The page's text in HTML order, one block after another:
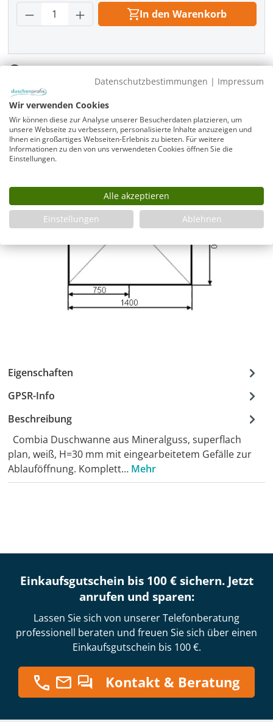
Produkt Anzahl: Gib den gewünschten
In den Warenkorb
Fragen zum Artikel
Planungshilfe
3 Jahre Garantie & Ersatzteilservice
Eigenschaften
GPSR-Info
Beschreibung
Combia Duschwanne aus Mineralguss, superflach
plan, weiß, H=30 mm mit eingearbeitetem Gefälle zur
Ablauföffnung. Komplett… Mehr
Einkaufsgutschein bis 100 € sichern. Jetzt
anrufen und sparen:
Lassen Sie sich von unserer Telefonberatung
professionell beraten und freuen Sie sich über einen
Einkaufsgutschein bis 100 €.
Kontakt & Beratung
Datenschutzbestimmungen | Impressum
Wir verwenden Cookies
Wir können diese zur Analyse unserer Besucherdaten platzieren, um
unsere Webseite zu verbessern, personalisierte Inhalte anzuzeigen und
Ihnen ein großartiges Webseiten-Erlebnis zu bieten. Für weitere
Informationen zu den von uns verwendeten Cookies öffnen Sie die
Einstellungen.
Alle akzeptieren
Einstellungen
Ablehnen